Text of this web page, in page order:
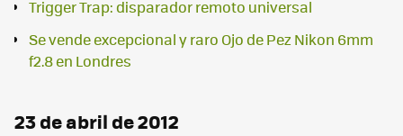
Trigger Trap: disparador remoto universal
Se vende excepcional y raro Ojo de Pez Nikon 6mm
f2.8 en Londres
23 de abril de 2012